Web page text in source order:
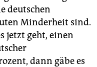
deutschen
Minderheit sind.
jetzt geht, einen
dann gäbe es